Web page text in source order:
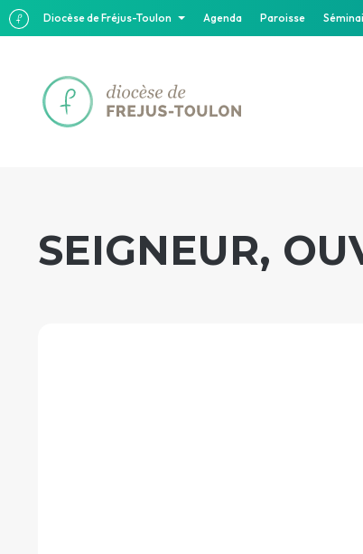
Diocèse de Fréjus-Toulon Agenda Paroisse
SEIGNEUR,